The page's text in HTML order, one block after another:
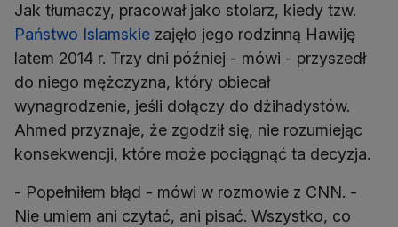
Jak tłumaczy, pracował jako stolarz, kiedy tzw.
Państwo Islamskie zajęło jego rodzinną Hawiję
latem 2014 r. Trzy dni później - mówi - przyszedł
do niego mężczyzna, który obiecał
wynagrodzenie, jeśli dołączy do dżihadystów.
Ahmed przyznaje, że zgodził się, nie rozumiejąc
konsekwencji, które może pociągnąć ta decyzja.
- Popełniłem błąd - mówi w rozmowie z CNN. -
Nie umiem ani czytać, ani pisać. Wszystko, co